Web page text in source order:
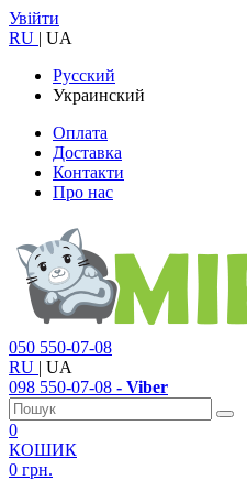
Увійти
RU | UA
Русский
Украинский
Оплата
Доставка
Контакти
Про нас
050 550-07-08
RU | UA
098 550-07-08 - Viber
0
КОШИК
0 грн.